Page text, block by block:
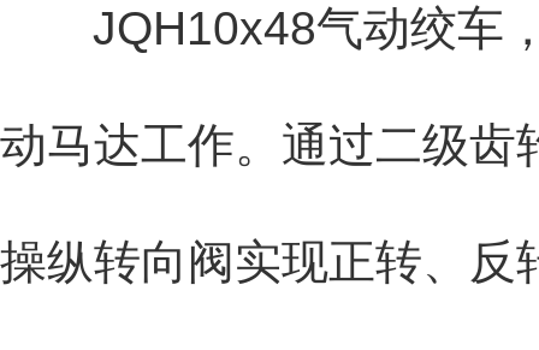
JQH10x48气动绞车
动马达工作。通过二级齿
操纵转向阀实现正转、反